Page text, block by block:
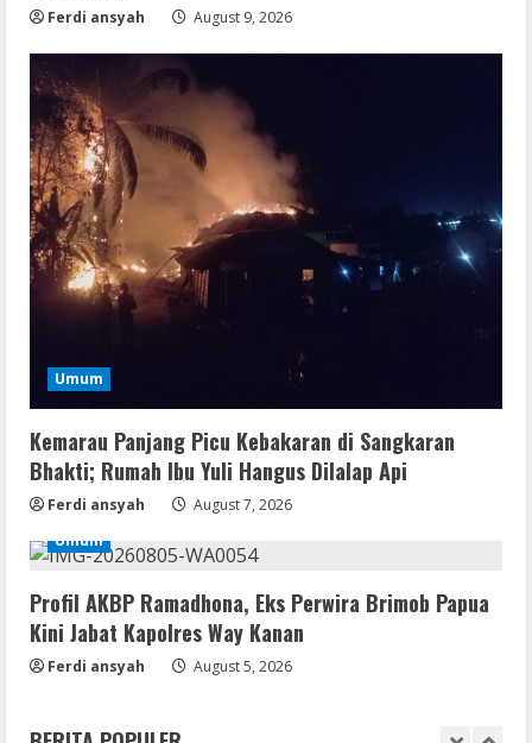
Ferdi ansyah August 9, 2026
Umum
Kemarau Panjang Picu Kebakaran di Sangkaran
Bhakti; Rumah Ibu Yuli Hangus Dilalap Api
Ferdi ansyah
August 7, 2026
Umum
Profil AKBP Ramadhona, Eks Perwira Brimob Papua
Kini Jabat Kapolres Way Kanan
Ferdi ansyah August 5, 2026
2
Movies
CAMRip 4KUHD AVC Dual Audio Torr𝐞nt
August 9, 2026
3
Umum
Satreskrim Polres Way Kanan Ungkap
Kasus Persetubuhan terhadap Anak,
Tersangka Ayah Tiri Diamankan
August 9, 2026
4
Uncharted: Legacy of Thieves
August 9, 2026
5
Resettools
[Final] (x64) Final FileCR
Coop
The Sinking City 2 Cracked Update